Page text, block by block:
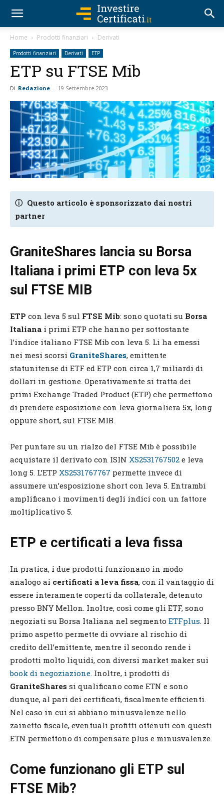
Home Prodotti finanziari Derivati
Prodotti finanziari Derivati ETP
ETP su FTSE Mib
Di Redazione - 19 Settembre 2023
ⓘ Questo articolo è sponsorizzato dai nostri
partner
GraniteShares lancia su Borsa
Italiana i primi ETP con leva 5x
sul FTSE MIB
ETP con leva 5 sul FTSE Mib: sono quotati su Borsa
Italiana i primi ETP che hanno per sottostante
l’indice italiano FTSE Mib con leva 5. Li ha emessi
nei mesi scorsi GraniteShares, emittente
statunitense di ETF ed ETP con circa 1,7 miliardi di
dollari in gestione. Operativamente si tratta dei
primi Exchange Traded Product (ETP) che permettono
di prendere esposizione con leva giornaliera 5x, long
oppure short, sul FTSE MIB.
Per puntare su un rialzo del FTSE Mib è possibile
acquistare il derivato con ISIN XS2531767502 e leva
long 5. L’ETP XS2531767767 permette invece di
assumere un’esposizione short con leva 5. Entrambi
amplificano i movimenti degli indici con un fattore
moltiplicativo 5.
ETP e certificati a leva fissa
In pratica, i due prodotti funzionano in modo
analogo ai certificati a leva fissa, con il vantaggio di
essere interamente coperti da collaterale, detenuto
presso BNY Mellon. Inoltre, così come gli ETF, sono
negoziati su Borsa Italiana nel segmento ETFplus. Il
primo aspetto permette di ovviare al rischio di
credito dell’emittente, mentre il secondo rende i
prodotti molto liquidi, con diversi market maker sui
book di negoziazione. Inoltre, i prodotti di
GraniteShares si qualificano come ETN e sono
dunque, al pari dei certificati, fiscalmente efficienti.
Nel caso in cui si abbiano minusvalenze nello
zainetto fiscale, eventuali profitti ottenuti con questi
ETN permettono di compensare plus e minusvalenze.
Come funzionano gli ETP sul
FTSE Mib?